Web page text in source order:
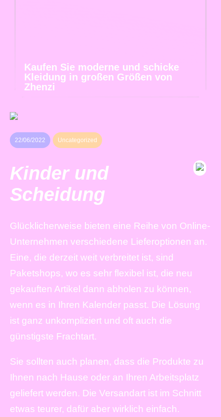
Kaufen Sie moderne und schicke
Kleidung in großen Größen von
Zhenzi
22/06/2022 Uncategorized
Kinder und
Scheidung
Glücklicherweise bieten eine Reihe von Online-
Unternehmen verschiedene Lieferoptionen an.
Eine, die derzeit weit verbreitet ist, sind
Paketshops, wo es sehr flexibel ist, die neu
gekauften Artikel dann abholen zu können,
wenn es in Ihren Kalender passt. Die Lösung
ist ganz unkompliziert und oft auch die
günstigste Frachtart.
Sie sollten auch planen, dass die Produkte zu
Ihnen nach Hause oder an Ihren Arbeitsplatz
geliefert werden. Die Versandart ist im Schnitt
etwas teurer, dafür aber wirklich einfach.